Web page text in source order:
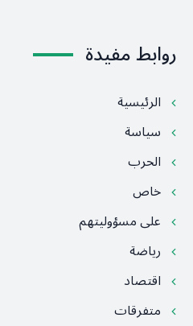
روابط مفيدة
الرئيسية
سياسة
الحرب
خاص
على مسؤوليتهم
رياضة
اقتصاد
متفرقات